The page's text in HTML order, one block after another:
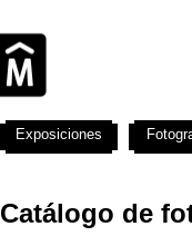
Catálogo de
Exposiciones